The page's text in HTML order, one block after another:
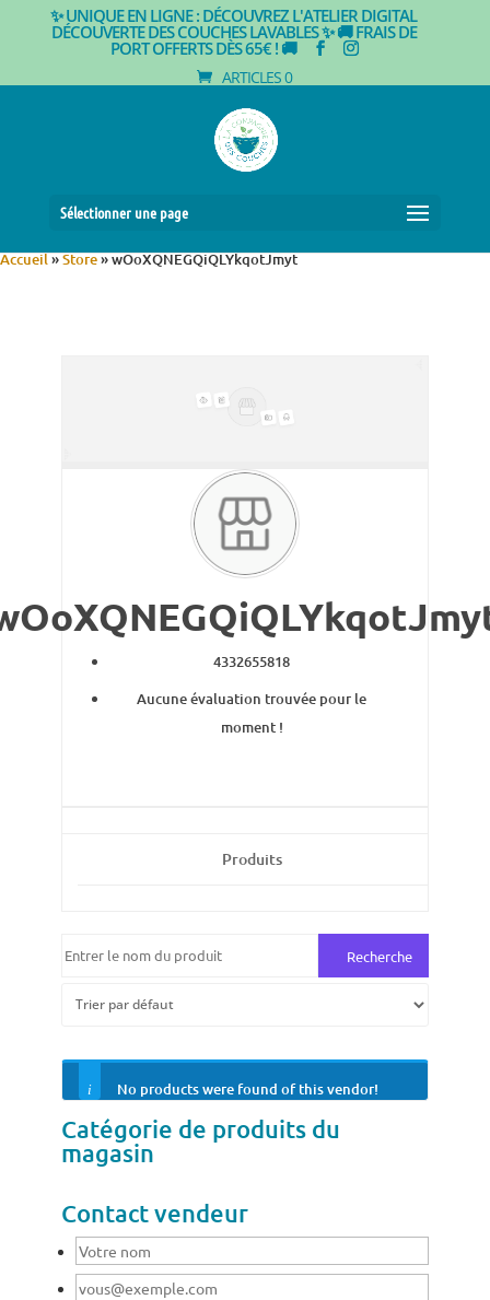
✨ UNIQUE EN LIGNE : DÉCOUVREZ L'ATELIER DIGITAL
DÉCOUVERTE DES COUCHES LAVABLES ✨🚚 FRAIS DE
PORT OFFERTS DÈS 65€ ! 🚚
ARTICLES 0
Sélectionner une page
Accueil»Store»wOoXQNEGQiQLYkqotJmyt
Catégorie de produits du
magasin
Contact vendeur
4332655818
Aucune évaluation trouvée pour le
moment !
Produits
No products were found of this vendor!